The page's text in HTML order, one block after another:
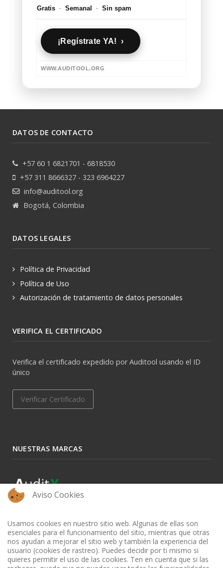
Gratis · Semanal · Sin spam
¡Regístrate YA! ›
WWW.AUDITOOL.ORG
DATOS DE CONTACTO
+57 60 1 6821701 - 6818530
+57 311 8666327 - 323 6964227
info@auditool.org
Bogotá, Colombia
DATOS LEGALES
Política de Privacidad
Política de Uso
Autorización de tratamiento de datos personales
VERIFICA EL CERTIFICADO
Verifica el certificado expedido por Auditool usando el ID
único
Verificar Certificado
NUESTRAS MARCAS
Aviso Cookies
Usamos cookies en nuestro sitio web. Algunas de ellas son
esenciales para el funcionamiento del sitio, mientras que otras
nos ayudan a mejorar el sitio web y también la experiencia del
usuario (cookies de rastreo). Puedes decidir por ti mismo si
quieres permitir el uso de las cookies. Ten en cuenta que si las